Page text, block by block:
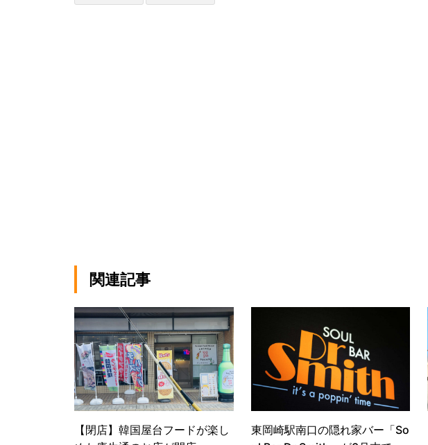
関連記事
【閉店】韓国屋台フードが楽し
東岡崎駅南口の隠れ家バー「So